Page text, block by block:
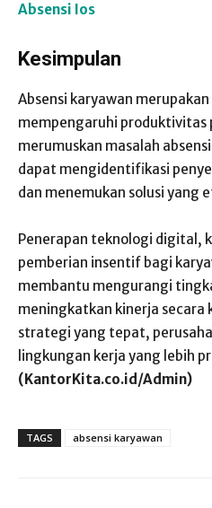
Absensi Ios
Kesimpulan
Absensi karyawan
mempengaruhi produktivitas
merumuskan masalah
dapat mengidentifikasi
dan menemukan solusi yang
Penerapan teknologi digital,
pemberian insentif bagi
membantu mengurangi
meningkatkan kinerja secara
strategi yang tepat,
lingkungan kerja yang lebih
(KantorKita.co.id/Admin)
TAGS absensi karyawan